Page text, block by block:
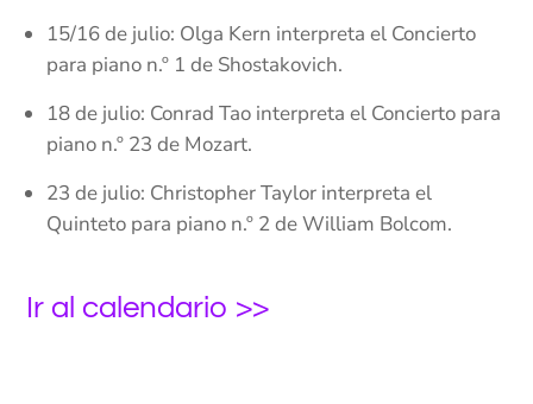
15/16 de julio: Olga Kern interpreta el Concierto
para piano n.º 1 de Shostakovich.
18 de julio: Conrad Tao interpreta el Concierto para
piano n.º 23 de Mozart.
23 de julio: Christopher Taylor interpreta el
Quinteto para piano n.º 2 de William Bolcom.
Ir al calendario >>